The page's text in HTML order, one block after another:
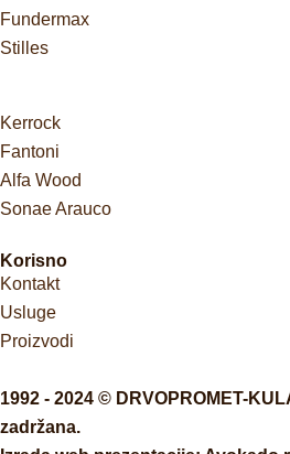
Fundermax
Stilles
Kerrock
Fantoni
Alfa Wood
Sonae Arauco
Korisno
Kontakt
Usluge
Proizvodi
1992 - 2024 © DRVOPROMET-
zadržana.